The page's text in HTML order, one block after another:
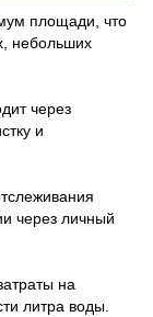
площади, что
небольших
через
и
через личный
на
литра воды.